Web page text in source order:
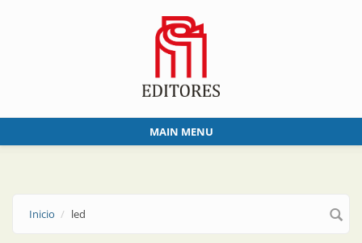
MAIN MENU
Inicio led